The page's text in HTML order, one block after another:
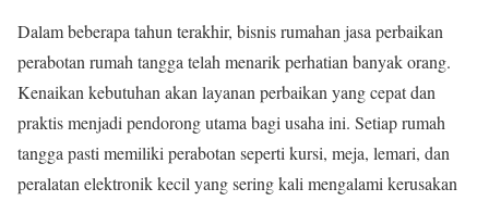
Dalam beberapa tahun terakhir, bisnis rumahan jasa perbaikan
perabotan rumah tangga telah menarik perhatian banyak orang.
Kenaikan kebutuhan akan layanan perbaikan yang cepat dan
praktis menjadi pendorong utama bagi usaha ini. Setiap rumah
tangga pasti memiliki perabotan seperti kursi, meja, lemari, dan
peralatan elektronik kecil yang sering kali mengalami kerusakan